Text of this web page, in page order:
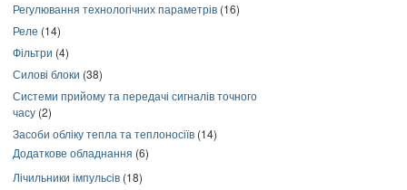
Регулювання технологічних параметрів (16)
Реле (14)
Фільтри (4)
Силові блоки (38)
Системи прийому та передачі сигналів точного
часу (2)
Засоби обліку тепла та теплоносіїв (14)
Додаткове обладнання (6)
Лічильники імпульсів (18)